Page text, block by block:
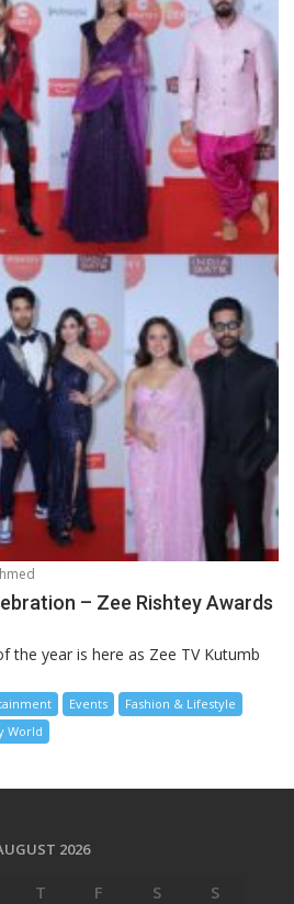
– Zee Rishtey Awards
the year is here as Zee TV Kutumb
Events
Fashion & Lifestyle
World
2026
T F S
S